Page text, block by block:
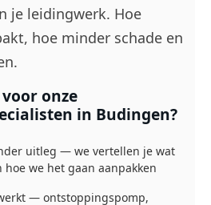
je leidingwerk. Hoe
hoe minder schade en
onze
in Budingen?
uitleg — we vertellen je wat
we het gaan aanpakken
— ontstoppingspomp,